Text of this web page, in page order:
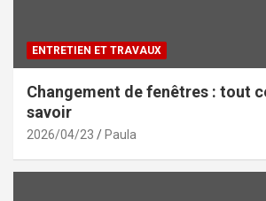
ENTRETIEN ET TRAVAUX
Changement de fenêtres : tout
savoir
2026/04/23 Paula